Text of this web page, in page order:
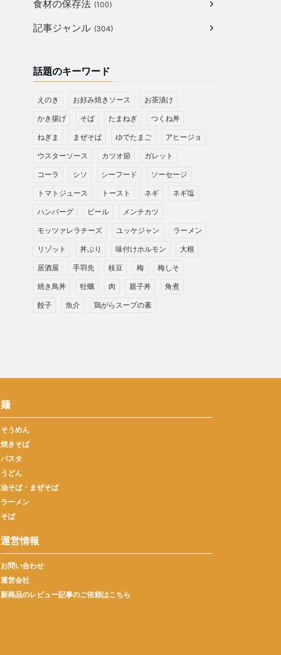
食材の保存法 (100)
記事ジャンル (304)
話題のキーワード
えのき お好み焼きソース お茶漬け
かき揚げ そば たまねぎ つくね丼
ねぎま まぜそば ゆでたまご アヒージョ
ウスターソース カツオ節 ガレット
コーラ シソ シーフード ソーセージ
トマトジュース トースト ネギ ネギ塩
ハンバーグ ビール メンチカツ
モッツァレラチーズ ユッケジャン ラーメン
リゾット 丼ぶり 味付けホルモン 大根
居酒屋 手羽先 枝豆 梅 梅しそ
焼き鳥丼 牡蠣 肉 親子丼 角煮
餃子 魚介 鶏がらスープの素
麺
そうめん
焼きそば
パスタ
うどん
油そば・まぜそば
ラーメン
そば
運営情報
お問い合わせ
運営会社
新商品のレビュー記事のご依頼はこちら